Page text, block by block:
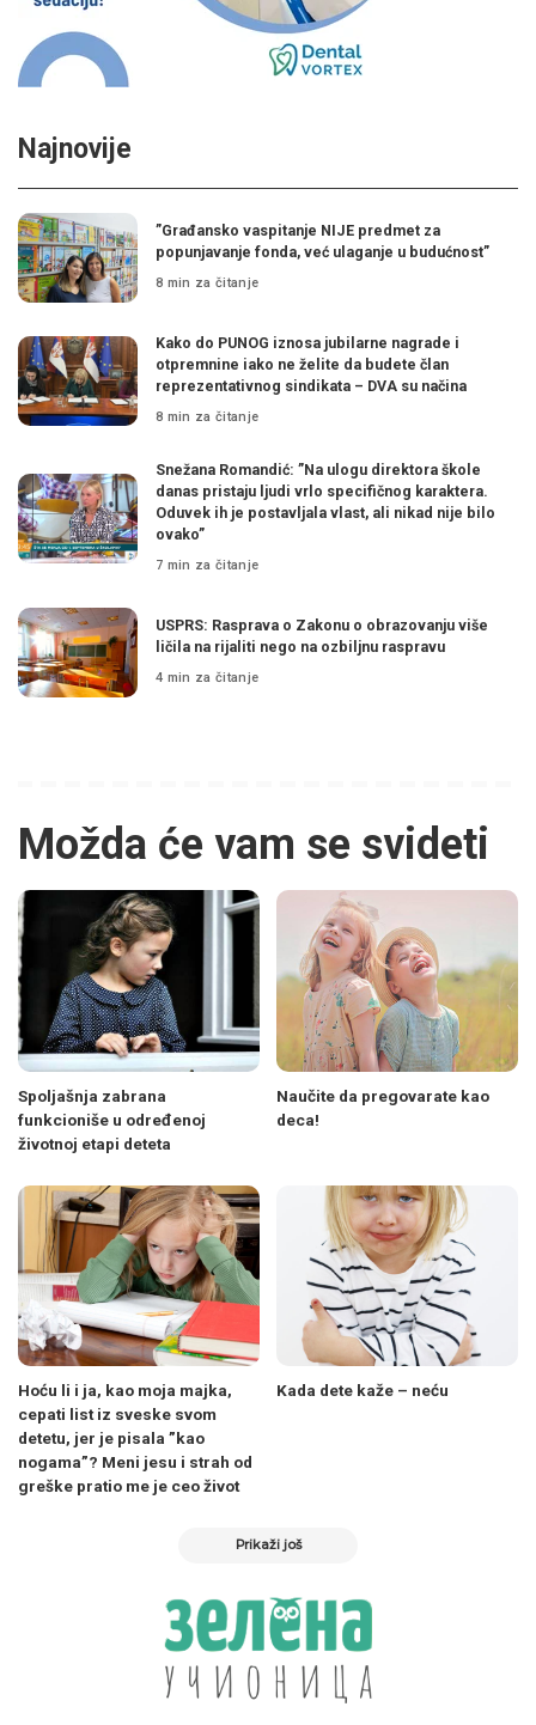
Najnovije
”Građansko vaspitanje NIJE predmet za
popunjavanje fonda, već ulaganje u budućnost”
8 min za čitanje
Kako do PUNOG iznosa jubilarne nagrade i
otpremnine iako ne želite da budete član
reprezentativnog sindikata – DVA su načina
8 min za čitanje
Snežana Romandić: ”Na ulogu direktora škole
danas pristaju ljudi vrlo specifičnog karaktera.
Oduvek ih je postavljala vlast, ali nikad nije bilo
ovako”
7 min za čitanje
USPRS: Rasprava o Zakonu o obrazovanju više
ličila na rijaliti nego na ozbiljnu raspravu
4 min za čitanje
Možda će vam se svideti
Spoljašnja zabrana
funkcioniše u određenoj
životnoj etapi deteta
Naučite da pregovarate kao
deca!
Hoću li i ja, kao moja majka,
cepati list iz sveske svom
detetu, jer je pisala ”kao
nogama”? Meni jesu i strah od
greške pratio me je ceo život
Kada dete kaže – neću
Prikaži još